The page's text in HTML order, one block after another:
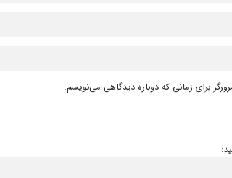
برای زمانی که دوباره دیدگاهی می‌نویسم.